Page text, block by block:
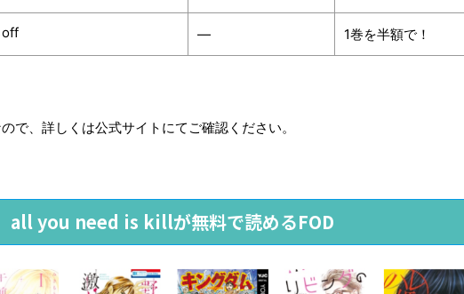
off ― 1巻を半額で！
で、詳しくは公式サイトにてご確認ください。
all you need is killが無料で読めるFOD